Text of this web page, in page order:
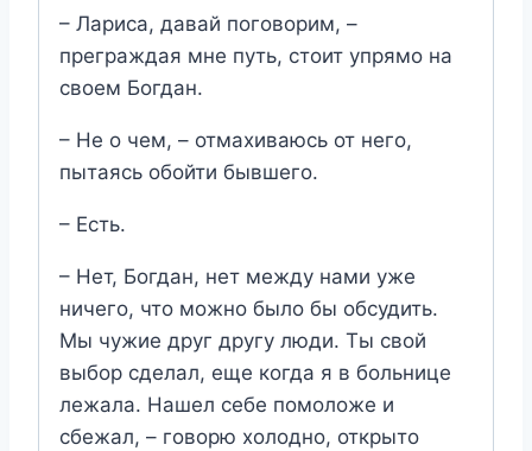
– Лариса, давай поговорим, –
преграждая мне путь, стоит упрямо на
своем Богдан.
– Не о чем, – отмахиваюсь от него,
пытаясь обойти бывшего.
– Есть.
– Нет, Богдан, нет между нами уже
ничего, что можно было бы обсудить.
Мы чужие друг другу люди. Ты свой
выбор сделал, еще когда я в больнице
лежала. Нашел себе помоложе и
сбежал, – говорю холодно, открыто